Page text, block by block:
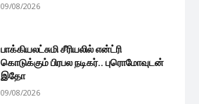
09/08/2026
பாக்கியலட்சுமி சீரியலில் என்ட்ரி
கொடுக்கும் பிரபல நடிகர்.. புரொமோவுடன்
இதோ
09/08/2026